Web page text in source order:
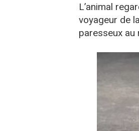
L’animal
voyageur de
paresseux au